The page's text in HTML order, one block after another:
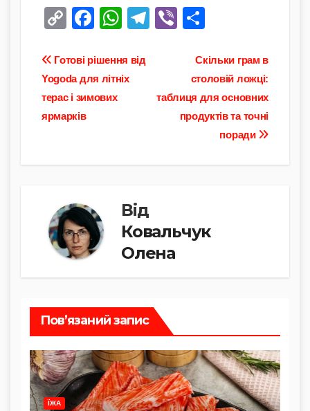
C
p
y
Li
n
F
c
e
b
k
W
at
s
T
a
Vi
er ді
л
и
т
с
Навігація
записів
Скільки грам в
столовій ложці:
таблиця для основних
продуктів та точні
поради
Готові рішення від
Yogoda для літніх
терас і зимових
ярмарків
Від
Ковальчук
Олена
Пов’язаний запис
ЇЖА